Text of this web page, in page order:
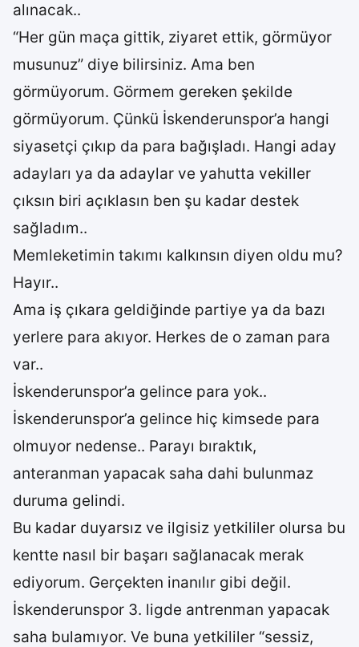
alınacak..
“Her gün maça gittik, ziyaret ettik, görmüyor
musunuz” diye bilirsiniz. Ama ben
görmüyorum. Görmem gereken şekilde
görmüyorum. Çünkü İskenderunspor’a hangi
siyasetçi çıkıp da para bağışladı. Hangi aday
adayları ya da adaylar ve yahutta vekiller
çıksın biri açıklasın ben şu kadar destek
sağladım..
Memleketimin takımı kalkınsın diyen oldu mu?
Hayır..
Ama iş çıkara geldiğinde partiye ya da bazı
yerlere para akıyor. Herkes de o zaman para
var..
İskenderunspor’a gelince para yok..
İskenderunspor’a gelince hiç kimsede para
olmuyor nedense.. Parayı bıraktık,
anteranman yapacak saha dahi bulunmaz
duruma gelindi.
Bu kadar duyarsız ve ilgisiz yetkililer olursa bu
kentte nasıl bir başarı sağlanacak merak
ediyorum. Gerçekten inanılır gibi değil.
İskenderunspor 3. ligde antrenman yapacak
saha bulamıyor. Ve buna yetkililer “sessiz,